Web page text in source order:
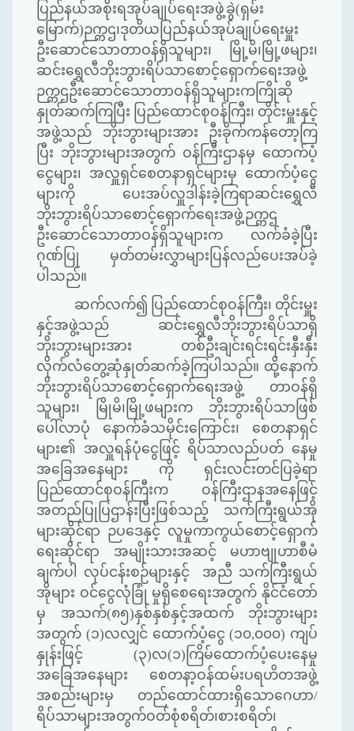
ပြည်နယ်အစိုးရအုပ်ချုပ်ရေးအဖွဲ့ခွဲ(ရှမ်း
မြောက်)ဉက္ကဌ၊ဒုတိယပြည်နယ်အုပ်ချုပ်ရေးမှူး
ဦးဆောင်သောတာဝန်ရှိသူများ၊ မြို့မိ၊မြို့ဖများ၊
ဆင်းရွှေလီဘိုးဘွားရိပ်သာစောင့်ရှောက်ရေးအဖွဲ့
ဉက္ကဌဦးဆောင်သောတာဝန်ရှိသူများကကြိုဆို
နှုတ်ဆက်ကြပြီး ပြည်ထောင်စုဝန်ကြီး၊ တိုင်းမှူးနှင့်
အဖွဲ့သည် ဘိုးဘွားများအား ဦးခိုက်ကန်တော့ကြ
ပြီး ဘိုးဘွားများအတွက် ဝန်ကြီးဌာနမှ ထောက်ပံ့
ငွေများ၊ အလှူရှင်စေတနာရှင်များမှ ထောက်ပံ့ငွေ
များကို ပေးအပ်လှူဒါန်းခဲ့ကြရာဆင်းရွှေလီ
ဘိုးဘွားရိပ်သာစောင့်ရှောက်ရေးအဖွဲ့ဉက္ကဌ
ဦးဆောင်သောတာဝန်ရှိသူများက လက်ခံခဲ့ပြီး
ဂုဏ်ပြု မှတ်တမ်းလွှာများပြန်လည်ပေးအပ်ခဲ့
ပါသည်။
ဆက်လက်၍ ပြည်ထောင်စုဝန်ကြီး၊ တိုင်းမှူး
နှင့်အဖွဲ့သည် ဆင်းရွှေလီဘိုးဘွားရိပ်သာရှိ
ဘိုးဘွားများအား တစ်ဦးချင်းရင်းရင်းနှီးနှီး
လိုက်လံတွေ့ဆုံနှုတ်ဆက်ခဲ့ကြပါသည်။ ထို့နောက်
ဘိုးဘွားရိပ်သာစောင့်ရှောက်ရေးအဖွဲ့ တာဝန်ရှိ
သူများ၊ မြိုမိ၊မြို့ဖများက ဘိုးဘွားရိပ်သာဖြစ်
ပေါ်လာပုံ နောက်ခံသမိုင်းကြောင်း၊ စေတနာရှင်
များ၏ အလှူရန်ပုံငွေဖြင့် ရိပ်သာလည်ပတ် နေမှု
အခြေအနေများ ကို ရှင်းလင်းတင်ပြခဲ့ရာ
ပြည်ထောင်စုဝန်ကြီးက ဝန်ကြီးဌာနအနေဖြင့်
အတည်ပြုပြဌာန်းပြီးဖြစ်သည့် သက်ကြီးရွယ်အို
များဆိုင်ရာ ဉပဒေနှင့် လူမှုကာကွယ်စောင့်ရှောက်
ရေးဆိုင်ရာ အမျိုးသားအဆင့် မဟာဗျုဟာစီမံ
ချက်ပါ လုပ်ငန်းစဉ်များနှင့် အညီ သက်ကြီးရွယ်
အိုများ ဝင်ငွေလုံခြုံ မှုရှိစေရေးအတွက် နိုင်ငံတော်
မှ အသက်(၈၅)နှစ်နှစ်နှင့်အထက် ဘိုးဘွားများ
အတွက် (၁)လလျှင် ထောက်ပံ့ငွေ (၁၀,၀၀၀) ကျပ်
နှုန်းဖြင့် (၃)လ(၁)ကြိမ်ထောက်ပံ့ပေးနေမှု
အခြေအနေများ စေတနာ့ဝန်ထမ်းပရဟိတအဖွဲ့
အစည်းများမှ တည်ထောင်ထားရှိသောဂေဟာ/
ရိပ်သာများအတွက်ဝတ်စုံစရိတ်၊စားစရိတ်၊